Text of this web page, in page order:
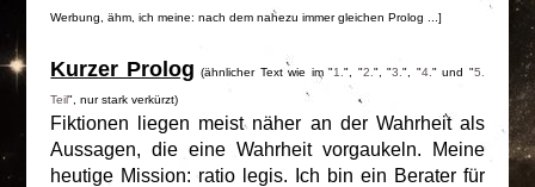
Werbung, ähm, ich meine: nach dem nahezu immer gleichen Prolog ...]
Kurzer Prolog (ähnlicher Text wie im "1.", "2. ", "3.", "4. " und "5.
Teil", nur stark verkürzt)
Fiktionen liegen meist näher an der Wahrheit als
Aussagen, die eine Wahrheit vorgaukeln. Meine
heutige Mission: ratio legis. Ich bin ein Berater für